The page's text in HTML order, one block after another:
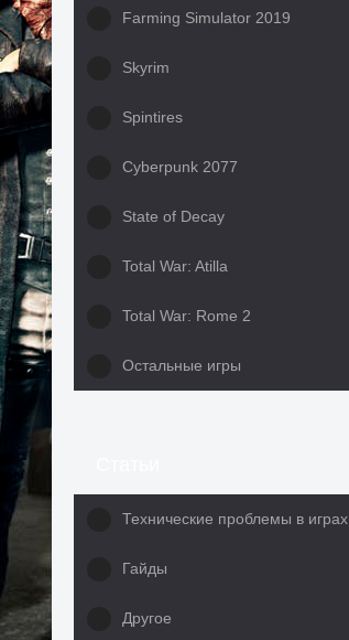
Farming Simulator 2019
Skyrim
Spintires
Cyberpunk 2077
State of Decay
Total War: Atilla
Total War: Rome 2
Остальные игры
Технические проблемы в играх
Гайды
Другое